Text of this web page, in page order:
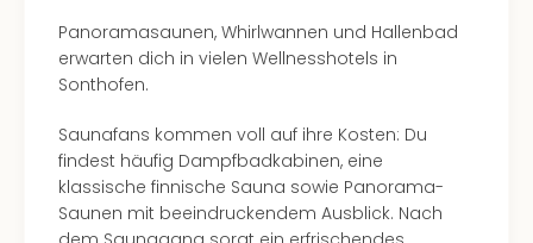
Panoramasaunen, Whirlwannen und Hallenbad
erwarten dich in vielen Wellnesshotels in
Sonthofen.
Saunafans kommen voll auf ihre Kosten: Du
findest häufig Dampfbadkabinen, eine
klassische finnische Sauna sowie Panorama-
Saunen mit beeindruckendem Ausblick. Nach